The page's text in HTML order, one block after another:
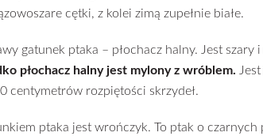
cętki, z kolei zimą zupełnie białe.
gatunek ptaka – płochacz halny. Jest
płochacz halny jest mylony z wróblem.
centymetrów rozpiętości skrzydeł.
ptaka jest wrończyk. To ptak o